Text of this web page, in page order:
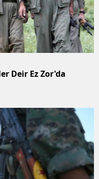
Deir Ez Zor'da